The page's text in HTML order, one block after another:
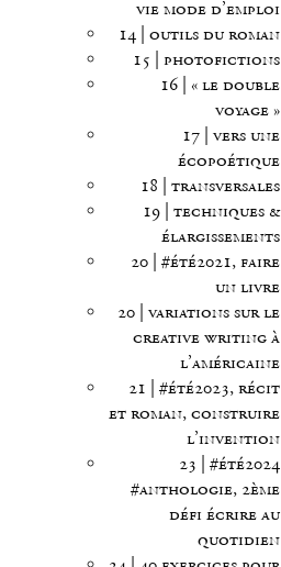
vie mode d’emploi
14 | outils du roman
15 | photofictions
16 | « le double
voyage »
17 | vers une
écopoétique
18 | transversales
19 | techniques &
élargissements
20 | #été2021, faire
un livre
20 | variations sur le
creative writing à
l’américaine
21 | #été2023, récit
et roman, construire
l’invention
23 | #été2024
#anthologie, 2ème
défi écrire au
quotidien